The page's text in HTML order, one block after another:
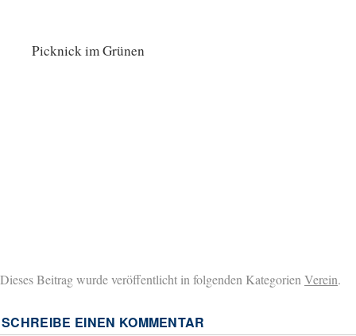
Picknick im Grünen
Dieses Beitrag wurde veröffentlicht in folgenden KategorienVerein.
SCHREIBE EINEN KOMMENTAR